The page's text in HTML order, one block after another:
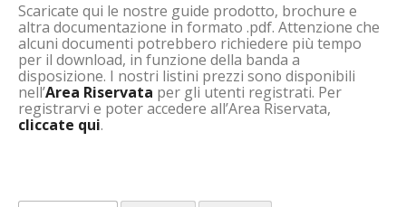
Scaricate qui le nostre guide prodotto, brochure e
altra documentazione in formato .pdf. Attenzione che
alcuni documenti potrebbero richiedere più tempo
per il download, in funzione della banda a
disposizione. I nostri listini prezzi sono disponibili
nell’Area Riservata per gli utenti registrati. Per
registrarvi e poter accedere all’Area Riservata,
cliccate qui.